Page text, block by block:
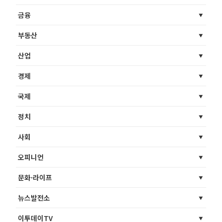
금융
부동산
산업
경제
국제
정치
사회
오피니언
문화·라이프
뉴스발전소
이투데이TV